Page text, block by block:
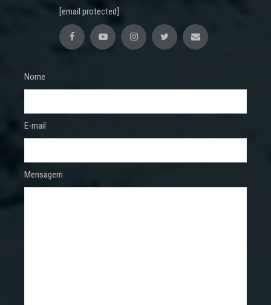
[email protected]
Nome
E-mail
Mensagem